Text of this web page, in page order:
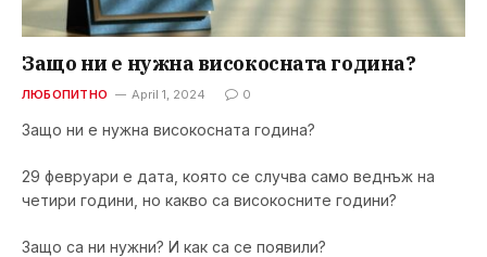
Защо ни е нужна високосната година?
ЛЮБОПИТНО April 1, 2024 0
Защо ни е нужна високосната година?
29 февруари е дата, която се случва само веднъж на
четири години, но какво са високосните години?
Защо са ни нужни? И как са се появили?